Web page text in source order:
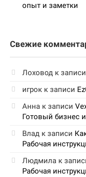
опыт и заметки
Свежие
Лоховод к записи
игрок к записи
Анна к записи
Готовый бизнес
Влад к записи
Рабочая
Людмила к
Рабочая